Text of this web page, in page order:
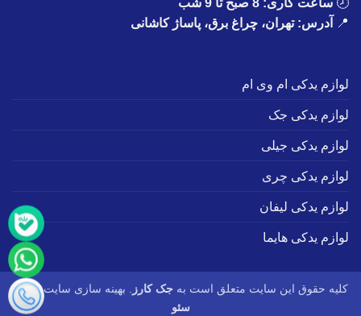
📍
آدرس: تهران، چراغ برق، پاساژ کاشانی
لوازم یدکی ام وی ام
لوازم یدکی جک
لوازم یدکی جیلی
لوازم یدکی چری
لوازم یدکی لیفان
لوازم یدکی هایما
کلیه حقوق این سایت متعلق است به جک کارز . بهینه سازی سایت :طاها
سئو